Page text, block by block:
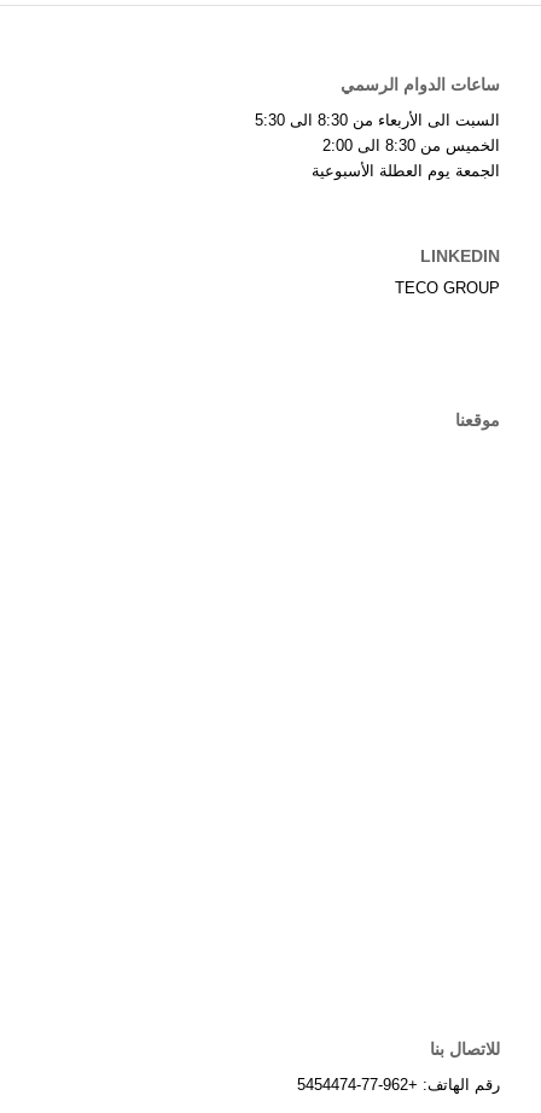
ساعات الدوام الرسمي
السبت الى الأربعاء من 8:30 الى 5:30
الخميس من 8:30 الى 2:00
الجمعة يوم العطلة الأسبوعية
LINKEDIN
TECO GROUP
موقعنا
للاتصال بنا
رقم الهاتف: +962-77-5454474